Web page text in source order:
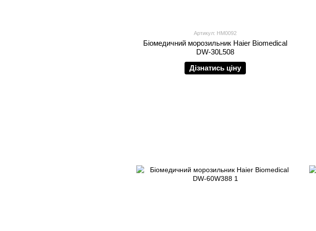
Артикул: HM0092
Біомедичний морозильник Haier Biomedical
DW-30L508
Дізнатись ціну